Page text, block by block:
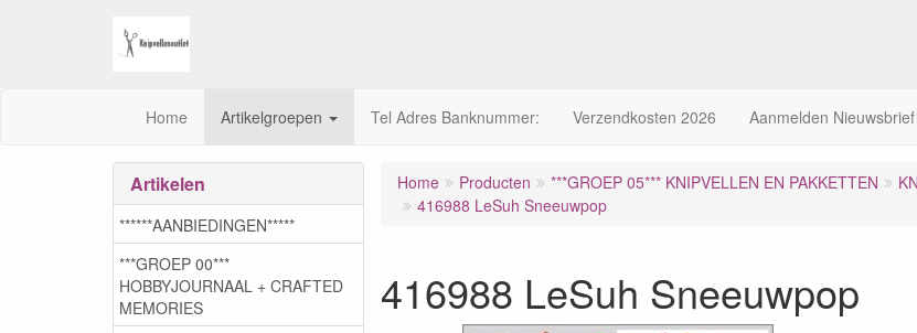
Home Artikelgroepen Tel Adres Banknummer: Verzendkosten 2026 Aanmelden Nieuwsbrief
Home Producten ***GROEP 05*** KNIPVELLEN EN PAKKETTEN
416988 LeSuh Sneeuwpop
416988 LeSuh Sneeuwpop
Artikelen
******AANBIEDINGEN*****
***GROEP 00***
HOBBYJOURNAAL + CRAFTED
MEMORIES